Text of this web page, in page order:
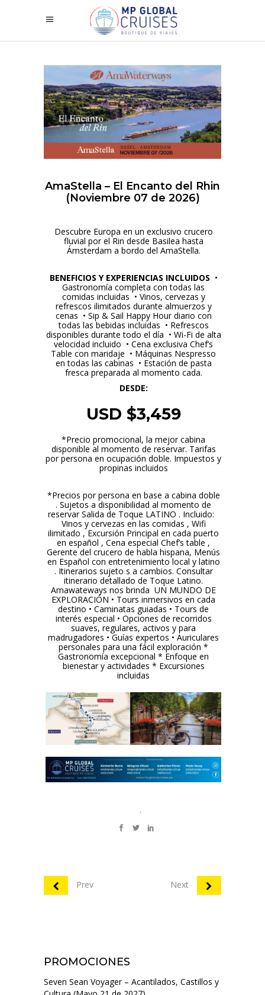
AmaStella – El Encanto del Rhin
(Noviembre 07 de 2026)
Descubre Europa en un exclusivo crucero
fluvial por el Rin desde Basilea hasta
Ámsterdam a bordo del AmaStella.
BENEFICIOS Y EXPERIENCIAS INCLUIDOS •
Gastronomía completa con todas las
comidas incluidas • Vinos, cervezas y
refrescos ilimitados durante almuerzos y
cenas • Sip & Sail Happy Hour diario con
todas las bebidas incluidas • Refrescos
disponibles durante todo el día • Wi-Fi de alta
velocidad incluido • Cena exclusiva Chef’s
Table con maridaje • Máquinas Nespresso
en todas las cabinas • Estación de pasta
fresca preparada al momento cada.
DESDE:
USD $3,459
*Precio promocional, la mejor cabina
disponible al momento de reservar. Tarifas
por persona en ocupación doble. Impuestos y
propinas incluidos
*Precios por persona en base a cabina doble
. Sujetos a disponibilidad al momento de
reservar Salida de Toque LATINO . Incluido:
Vinos y cervezas en las comidas , Wifi
ilimitado , Excursión Principal en cada puerto
en español , Cena especial Chef’s table ,
Gerente del crucero de habla hispana, Menús
en Español con entretenimiento local y latino
. Itinerarios sujeto s a cambios. Consultar
itinerario detallado de Toque Latino.
Amawateways nos brinda UN MUNDO DE
EXPLORACIÓN • Tours inmersivos en cada
destino • Caminatas guiadas • Tours de
interés especial • Opciones de recorridos
suaves, regulares, activos y para
madrugadores • Guías expertos • Auriculares
personales para una fácil exploración *
Gastronomía excepcional * Enfoque en
bienestar y actividades * Excursiones
incluidas
,
Prev Next
PROMOCIONES
Seven Sean Voyager – Acantilados, Castillos y